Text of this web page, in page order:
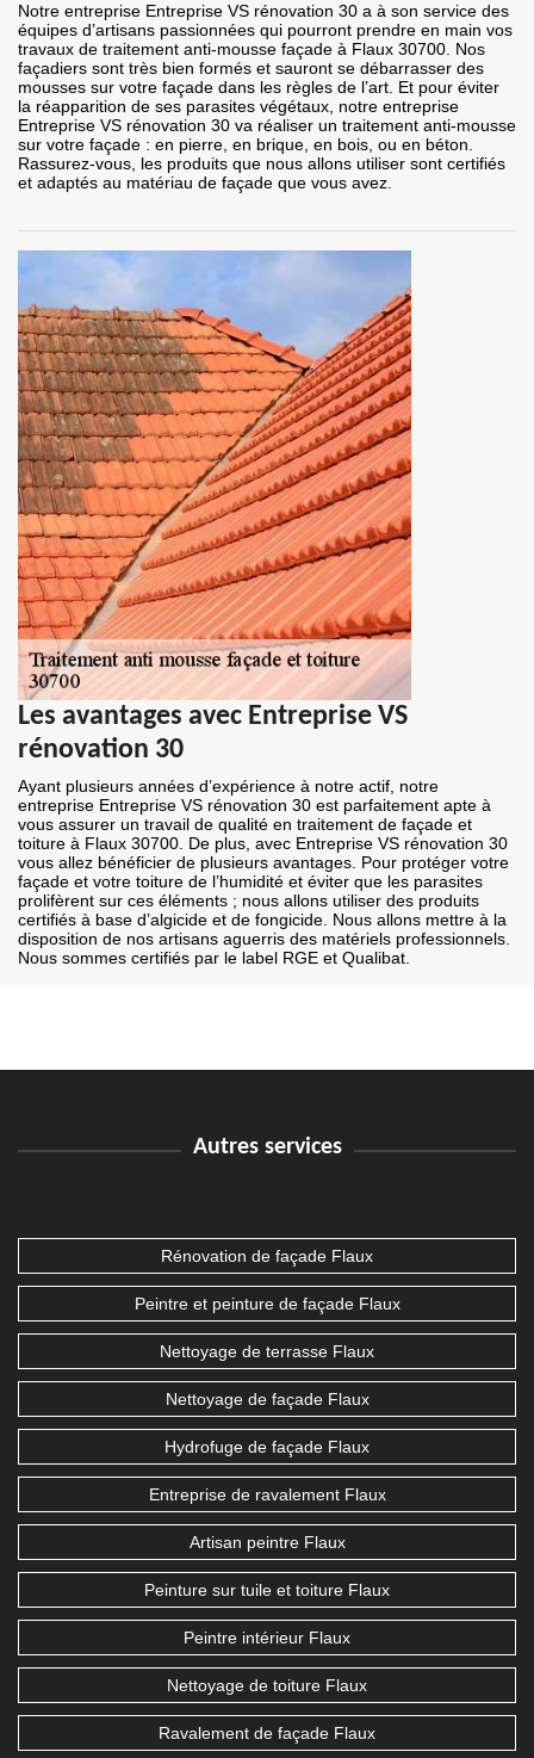
Notre entreprise Entreprise VS rénovation 30 a à son service des
équipes d’artisans passionnées qui pourront prendre en main vos
travaux de traitement anti-mousse façade à Flaux 30700. Nos
façadiers sont très bien formés et sauront se débarrasser des
mousses sur votre façade dans les règles de l’art. Et pour éviter
la réapparition de ses parasites végétaux, notre entreprise
Entreprise VS rénovation 30 va réaliser un traitement anti-mousse
sur votre façade : en pierre, en brique, en bois, ou en béton.
Rassurez-vous, les produits que nous allons utiliser sont certifiés
et adaptés au matériau de façade que vous avez.
Les avantages avec Entreprise VS
rénovation 30
Ayant plusieurs années d’expérience à notre actif, notre
entreprise Entreprise VS rénovation 30 est parfaitement apte à
vous assurer un travail de qualité en traitement de façade et
toiture à Flaux 30700. De plus, avec Entreprise VS rénovation 30
vous allez bénéficier de plusieurs avantages. Pour protéger votre
façade et votre toiture de l’humidité et éviter que les parasites
prolifèrent sur ces éléments ; nous allons utiliser des produits
certifiés à base d’algicide et de fongicide. Nous allons mettre à la
disposition de nos artisans aguerris des matériels professionnels.
Nous sommes certifiés par le label RGE et Qualibat.
Autres services
Rénovation de façade Flaux
Peintre et peinture de façade Flaux
Nettoyage de terrasse Flaux
Nettoyage de façade Flaux
Hydrofuge de façade Flaux
Entreprise de ravalement Flaux
Artisan peintre Flaux
Peinture sur tuile et toiture Flaux
Peintre intérieur Flaux
Nettoyage de toiture Flaux
Ravalement de façade Flaux